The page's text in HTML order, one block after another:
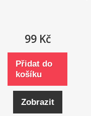
99 Kč
Přidat do
košíku
Zobrazit